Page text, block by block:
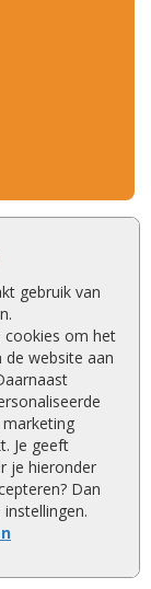
gebruik van
cookies om het
de website aan
Je geeft
je hieronder
Dan